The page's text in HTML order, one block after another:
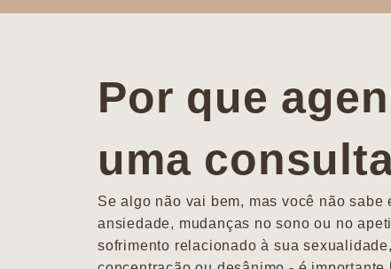
Por que
uma
Se algo não vai bem, mas você não sabe
ansiedade, mudanças no sono ou no
sofrimento relacionado à sua